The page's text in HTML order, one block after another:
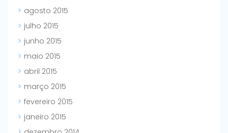
agosto 2015
julho 2015
junho 2015
maio 2015
abril 2015
março 2015
fevereiro 2015
janeiro 2015